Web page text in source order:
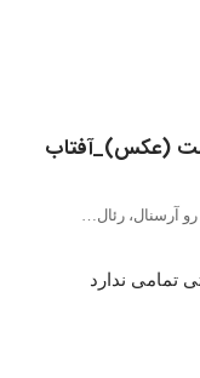
(عکس)‌_آفتاب
آرسنال، رئال…